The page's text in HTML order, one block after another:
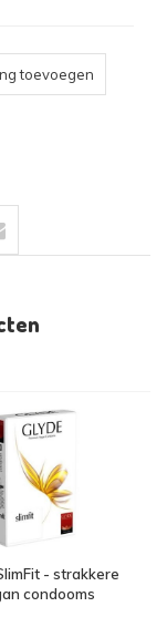
toevoegen
- strakkere
condooms